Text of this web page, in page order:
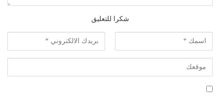
شكرا للتعليق